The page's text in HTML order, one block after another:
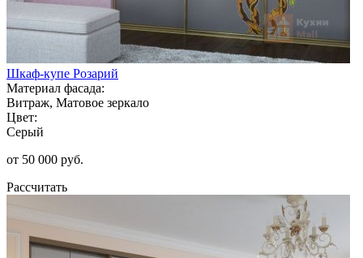
Шкаф-купе Розарий
Материал фасада:
Витраж, Матовое зеркало
Цвет:
Серый
от 50 000 руб.
Рассчитать